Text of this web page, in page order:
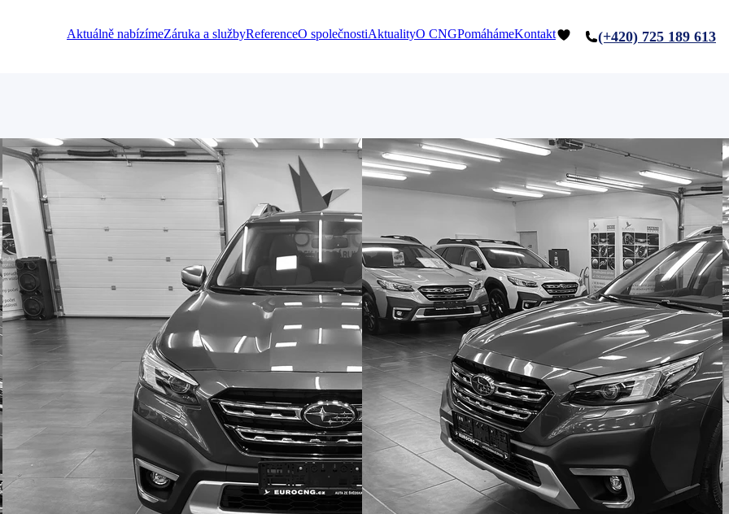
Aktuálně nabízímeZáruka a službyReferenceO společnostiAktualityO CNGPomáhámeKontakt (+420) 725 189 613